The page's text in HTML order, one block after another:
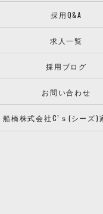
採用Q&A
求人一覧
採用ブログ
お問い合わせ